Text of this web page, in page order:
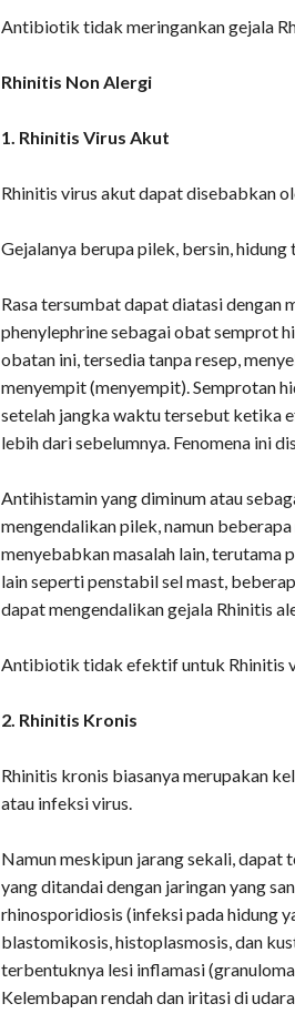
Antibiotik tidak meringankan gejala
Rhinitis Non Alergi
1. Rhinitis Virus Akut
Rhinitis virus akut dapat disebabkan
Gejalanya berupa pilek, bersin,
Rasa tersumbat dapat diatasi dengan
phenylephrine sebagai obat semprot
obatan ini, tersedia tanpa resep,
menyempit (menyempit). Semprotan
setelah jangka waktu tersebut ketika
lebih dari sebelumnya. Fenomena ini
Antihistamin yang diminum atau
mengendalikan pilek, namun
menyebabkan masalah lain, terutama
lain seperti penstabil sel mast,
dapat mengendalikan gejala Rhinitis
Antibiotik tidak efektif untuk Rhinitis
2. Rhinitis Kronis
Rhinitis kronis biasanya merupakan
atau infeksi virus.
Namun meskipun jarang sekali,
yang ditandai dengan jaringan yang
rhinosporidiosis (infeksi pada hidung
blastomikosis, histoplasmosis, dan
terbentuknya lesi inflamasi
Kelembapan rendah dan iritasi di